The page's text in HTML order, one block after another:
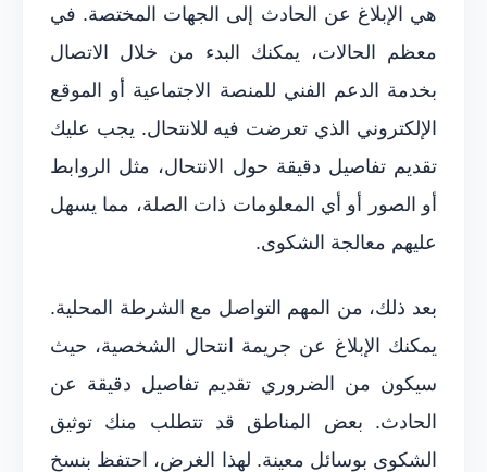
هي الإبلاغ عن الحادث إلى الجهات المختصة. في
معظم الحالات، يمكنك البدء من خلال الاتصال
بخدمة الدعم الفني للمنصة الاجتماعية أو الموقع
الإلكتروني الذي تعرضت فيه للانتحال. يجب عليك
تقديم تفاصيل دقيقة حول الانتحال، مثل الروابط
أو الصور أو أي المعلومات ذات الصلة، مما يسهل
عليهم معالجة الشكوى.
بعد ذلك، من المهم التواصل مع الشرطة المحلية.
يمكنك الإبلاغ عن جريمة انتحال الشخصية، حيث
سيكون من الضروري تقديم تفاصيل دقيقة عن
الحادث. بعض المناطق قد تتطلب منك توثيق
الشكوى بوسائل معينة. لهذا الغرض، احتفظ بنسخ